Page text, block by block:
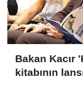
Bakan Kacır
kitabının